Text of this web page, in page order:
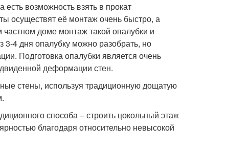
возможность взять в прокат
осуществят её монтаж очень быстро, а
доме монтаж такой опалубки и
3-4 дня опалубку можно разобрать, но
Подготовка опалубки является очень
деформации стен.
стены, используя традиционную дощатую
способа – строить цокольный этаж
благодаря относительно невысокой